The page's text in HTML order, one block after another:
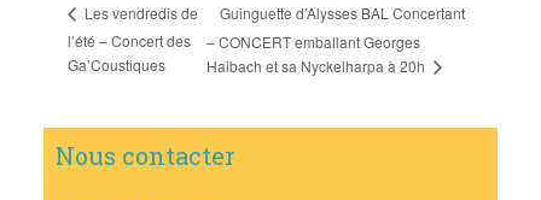
Les vendredis de
l’été – Concert des
Ga’Coustiques
Guinguette d’Alysses BAL Concertant
– CONCERT emballant Georges
Haibach et sa Nyckelharpa à 20h
Nous contacter